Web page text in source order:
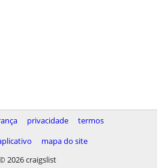
privacidade
termos
mapa do site
2026 craigslist